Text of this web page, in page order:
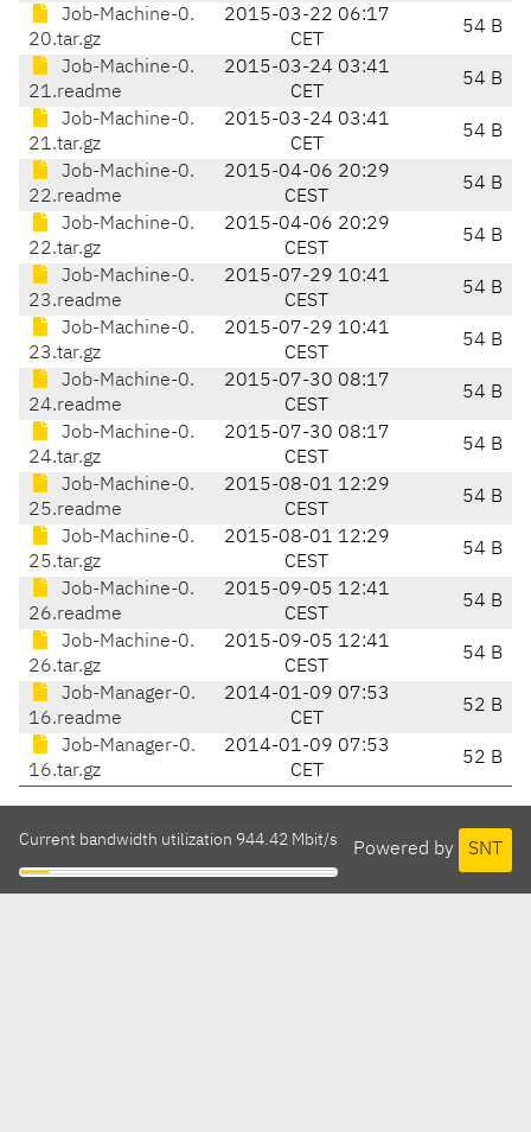
Job-Machine-0.
20.tar.gz
2015-03-22 06:17
CET
54 B
Job-Machine-0.
21.readme
2015-03-24 03:41
CET
54 B
Job-Machine-0.
21.tar.gz
2015-03-24 03:41
CET
54 B
Job-Machine-0.
22.readme
2015-04-06 20:29
CEST
54 B
Job-Machine-0.
22.tar.gz
2015-04-06 20:29
CEST
54 B
Job-Machine-0.
23.readme
2015-07-29 10:41
CEST
54 B
Job-Machine-0.
23.tar.gz
2015-07-29 10:41
CEST
54 B
Job-Machine-0.
24.readme
2015-07-30 08:17
CEST
54 B
Job-Machine-0.
24.tar.gz
2015-07-30 08:17
CEST
54 B
Job-Machine-0.
25.readme
2015-08-01 12:29
CEST
54 B
Job-Machine-0.
25.tar.gz
2015-08-01 12:29
CEST
54 B
Job-Machine-0.
26.readme
2015-09-05 12:41
CEST
54 B
Job-Machine-0.
26.tar.gz
2015-09-05 12:41
CEST
54 B
Job-Manager-0.
16.readme
2014-01-09 07:53
CET
52 B
Job-Manager-0.
16.tar.gz
2014-01-09 07:53
CET
52 B
Powered by SNT
Current bandwidth utilization 944.42 Mbit/s